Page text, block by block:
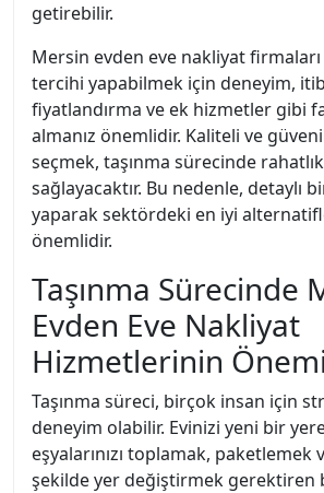
getirebilir.
Mersin evden eve nakliyat
tercihi yapabilmek için deneyim,
fiyatlandırma ve ek hizmetler gibi
almanız önemlidir. Kaliteli ve
seçmek, taşınma sürecinde
sağlayacaktır. Bu nedenle, detaylı
yaparak sektördeki en iyi
önemlidir.
Taşınma Sürecinde
Evden Eve Nakliyat
Hizmetlerinin Önemi
Taşınma süreci, birçok insan için
deneyim olabilir. Evinizi yeni bir
eşyalarınızı toplamak, paketlemek
şekilde yer değiştirmek gerektiren